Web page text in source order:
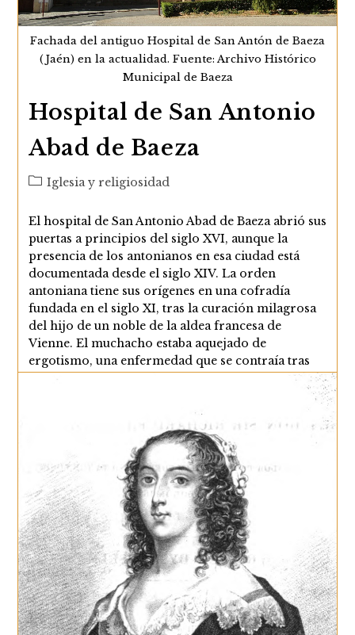
Fachada del antiguo Hospital de San Antón de Baeza
(Jaén) en la actualidad. Fuente: Archivo Histórico
Municipal de Baeza
Hospital de San Antonio
Abad de Baeza
Categoría
la
entrada:
Iglesia y religiosidad
El hospital de San Antonio Abad de Baeza abrió sus
puertas a principios del siglo XVI, aunque la
presencia de los antonianos en esa ciudad está
documentada desde el siglo XIV. La orden
antoniana tiene sus orígenes en una cofradía
fundada en el siglo XI, tras la curación milagrosa
del hijo de un noble de la aldea francesa de
Vienne. El muchacho estaba aquejado de
ergotismo, una enfermedad que se contraía tras
Antonio
Abad
De
Baeza